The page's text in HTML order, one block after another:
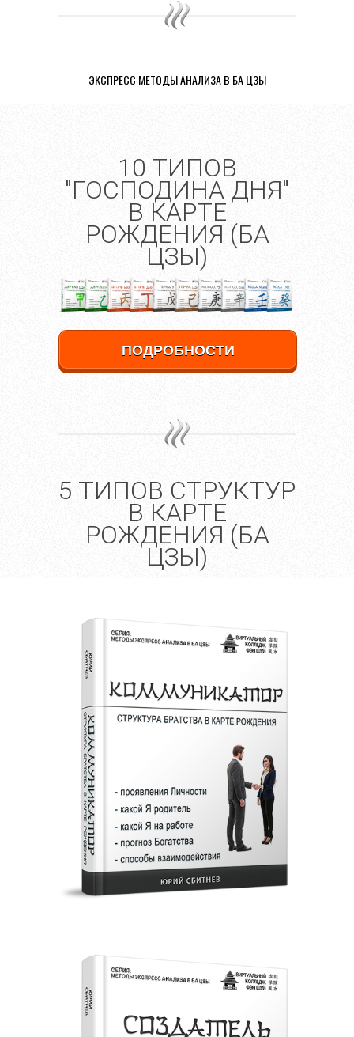
ЭКСПРЕСС МЕТОДЫ АНАЛИЗА В БА ЦЗЫ
10 ТИПОВ
"ГОСПОДИНА ДНЯ"
В КАРТЕ
РОЖДЕНИЯ (БА
ЦЗЫ)
ПОДРОБНОСТИ
5 ТИПОВ СТРУКТУР
В КАРТЕ
РОЖДЕНИЯ (БА
ЦЗЫ)